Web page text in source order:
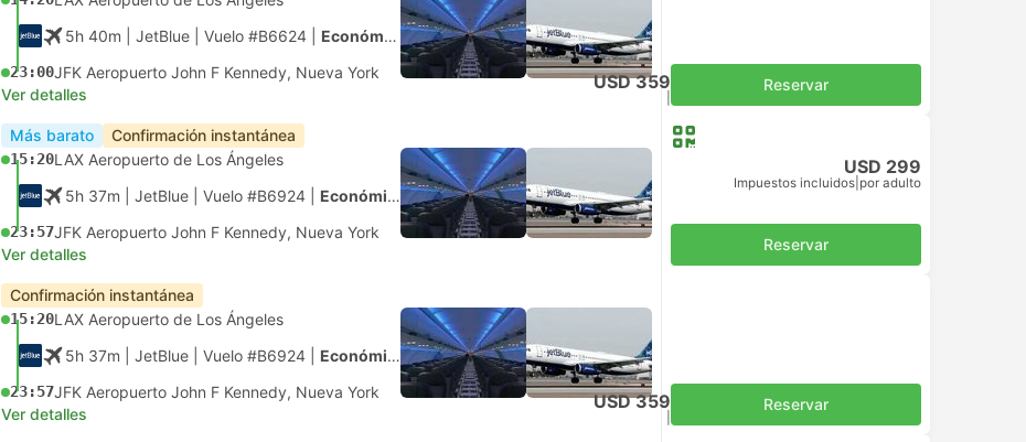
5h 40m | JetBlue Vuelo #B6624 Económica
23:00JFK Aeropuerto John F Kennedy, Nueva York
Ver detalles
USD 359 Reservar
Más barato Confirmación instantánea
15:20LAX Aeropuerto de Los Ángeles
5h 37m | JetBlue Vuelo #B6924 Económica
23:57JFK Aeropuerto John F Kennedy, Nueva York
Ver detalles
USD 299
Impuestos incluidos por adulto
Reservar
Confirmación instantánea
15:20LAX Aeropuerto de Los Ángeles
5h 37m | JetBlue Vuelo #B6924 Económica
23:57JFK Aeropuerto John F Kennedy, Nueva York
Ver detalles
USD 359 Reservar